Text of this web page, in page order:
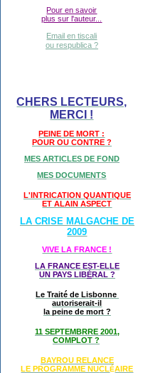
Pour en savoir
plus sur l'auteur...
Email en tiscali
ou respublica ?
CHERS LECTEURS,
MERCI !
PEINE DE MORT :
POUR OU CONTRE ?
MES ARTICLES DE FOND
MES DOCUMENTS
L'INTRICATION QUANTIQUE
ET ALAIN ASPECT
LA CRISE MALGACHE DE
2009
VIVE LA FRANCE !
LA FRANCE EST-ELLE
UN PAYS LIBÉRAL ?
Le Traité de Lisbonne
autoriserait-il
la peine de mort ?
11 SEPTEMBRRE 2001,
COMPLOT ?
BAYROU RELANCE
LE PROGRAMME NUCLÉAIRE